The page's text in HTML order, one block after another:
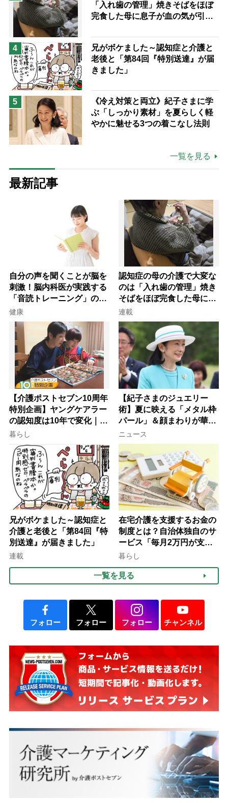
「入れ歯の管理」焼きそばをほぼ
完食した母に息子が血の気が引い
4
兄がボケました～認知症と介護と
老後と「第84回『特別送達』が届
きました」
5
《冷え対策と両立》紀子さまに学
ぶ「しっかり素材」を夏らしく軽
やかに魅せる3つの着こなし法則
一覧を見る
最新記事
自分の声を聞くことが脳を
刺激！脳内科医が実践する
「音読トレーニング」の極
意
健康
認知症の母の介護で大変な
のは「入れ歯の管理」焼き
そばをほぼ完食した母に息
子が血の気が引いた理由
連載
【介護ポストセブン10周年
特別企画】ヤングケアラー
の認知度は10年で変化｜流
行語大賞にノミネート、法
律にも明記されたが果たし
て現在は？
暮らし
【紀子さまのジュエリー
術】夏に映える「メタル枠
パール」＆顔まわりが華や
ぐ「揺れる一粒」の使い分
け方
ニュース
兄がボケました～認知症と
介護と老後と「第84回『特
別送達』が届きました」
連載
在宅介護を支援するお金の
制度とは？自治体独自のサ
ービス「毎月2万円が支給
される」ケースも【FP解
暮らし
一覧を見る
フォロー フォロー フォロー チャンネル